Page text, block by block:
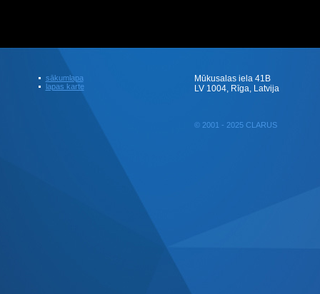
sākumlapa
lapas karte
Mūkusalas iela 41B
LV 1004, Rīga, Latvija
© 2001 - 2025 CLARUS